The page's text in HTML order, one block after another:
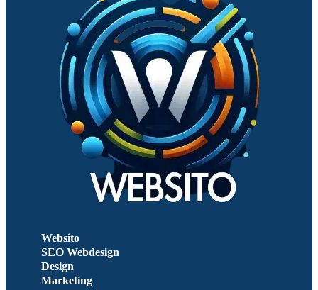
Websito
SEO Webdesign
Design
Marketing